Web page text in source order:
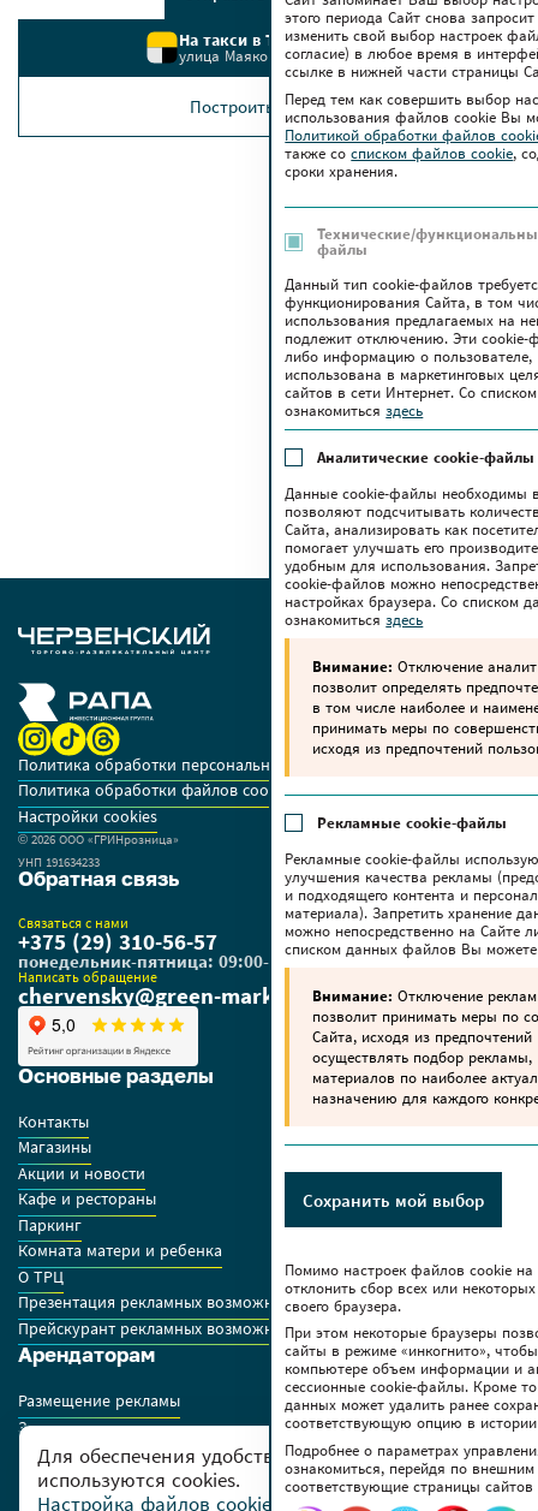
На такси в ТРЦ Червенский
улица Маяковского, 6
Построить маршрут
Политика обработки персональных данных
Политика обработки файлов cookie
Настройки cookies
© 2026 OOO «ГРИНрозница»
УНП 191634233
Основные разделы
Контакты
Магазины
Акции и новости
Кафе и рестораны
Паркинг
Комната матери и ребенка
О ТРЦ
Презентация рекламных возможностей ТРЦ
Прейскурант рекламных возможностей GREEN
Арендаторам
Размещение рекламы
Заявки на аренду
Правила работы арендаторов
Дополнительно
Обратная связь
Связаться с нами
+375 (29) 310-56-57
понедельник-пятница: 09:00-18:00
Написать обращение
chervensky@green-market.by
Для обеспечения удобства пользователей сайта
используются cookies.
Настройка файлов cookies
этого периода Сайт снова
изменить свой выбор настроек
согласие) в любое время в
ссылке в нижней части страницы
Перед тем как совершить выбор
использования файлов сookie Вы
Политикой обработки файлов
также coсписком файлов cookie,
сроки хранения.
Технические/
файлы
Данный тип cookie-файлов
функционирования Сайта, в том
использования предлагаемых на
подлежит отключению. Эти
либо информацию о пользователе,
использована в маркетинговых
сайтов в сети Интернет. Со
ознакомитьсяздесь
Аналитические cookie-файлы
Данные cookie-файлы необходимы в
позволяют подсчитывать
Сайта, анализировать как
помогает улучшать его
удобным для использования.
cookie-файлов можно
настройках браузера. Со списком
ознакомитьсяздесь
Внимание: Отключение
позволит определять
в том числе наиболее и
принимать меры по
исходя из предпочтений
Рекламные cookie-файлы
Рекламные cookie-файлы
улучшения качества рекламы
и подходящего контента и
материала). Запретить хранение
можно непосредственно на Сайте
списком данных файлов Вы
Внимание: Отключение
позволит принимать меры по
Сайта, исходя из
осуществлять подбор
материалов по наиболее
назначению для каждого
Сохранить мой выбор
Помимо настроек файлов сookie
отклонить сбор всех или
своего браузера.
При этом некоторые браузеры
сайты в режиме «инкогнито»,
компьютере объем информации и
сессионные cookie-файлы. Кроме
данных может удалить ранее
соответствующую опцию в
Подробнее о параметрах
ознакомиться, перейдя по
соответствующие страницы